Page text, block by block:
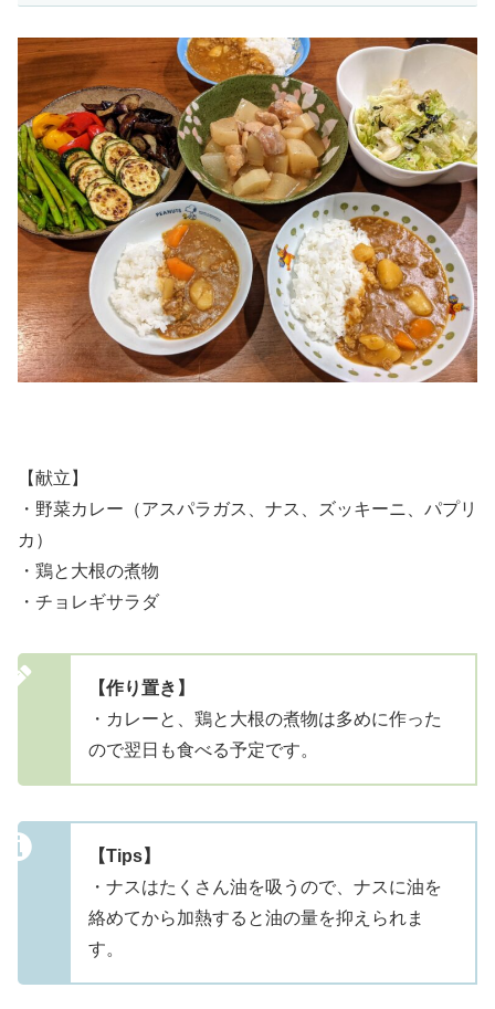
【献立】
・野菜カレー（アスパラガス、ナス、ズッキーニ、パプリ
カ）
・鶏と大根の煮物
・チョレギサラダ
【作り置き】
・カレーと、鶏と大根の煮物は多めに作った
ので翌日も食べる予定です。
【Tips】
・ナスはたくさん油を吸うので、ナスに油を
絡めてから加熱すると油の量を抑えられま
す。